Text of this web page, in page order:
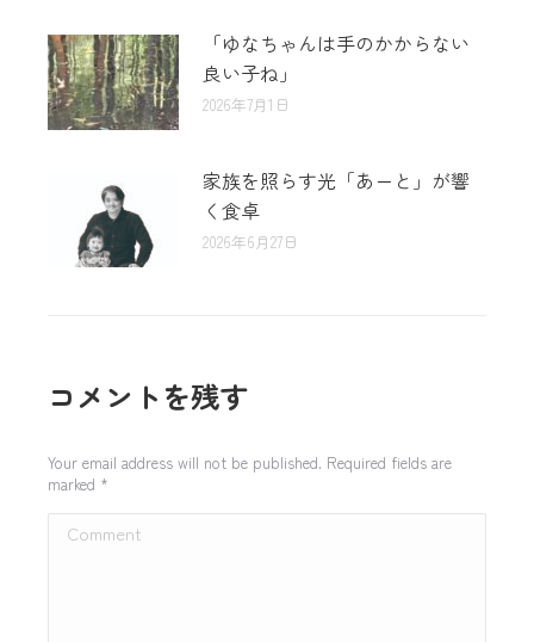
「ゆなちゃんは手のかからない
良い子ね」
2026年7月1日
家族を照らす光「あーと」が響
く食卓
2026年6月27日
コメントを残す
Your email address will not be published. Required fields are
marked *
Comment